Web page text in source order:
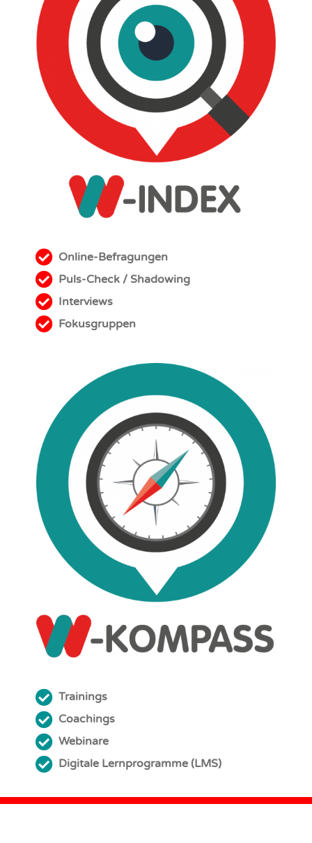
Online-Befragungen
Puls-Check / Shadowing
Interviews
Fokusgruppen
Trainings
Coachings
Webinare
Digitale Lernprogramme (LMS)